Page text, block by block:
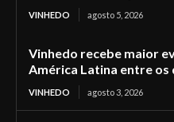
VINHEDO agosto 5, 2026
Vinhedo recebe maior
América Latina entre os
VINHEDO agosto 3, 2026